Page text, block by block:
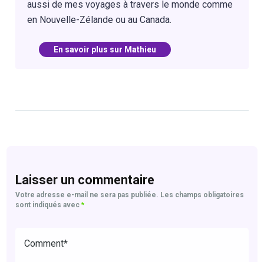
aussi de mes voyages à travers le monde comme
en Nouvelle-Zélande ou au Canada.
En savoir plus sur Mathieu
Laisser un commentaire
Votre adresse e-mail ne sera pas publiée. Les champs obligatoires
sont indiqués avec*